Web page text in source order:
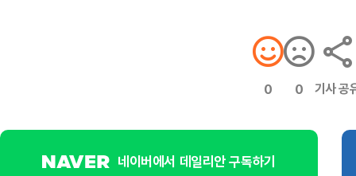
0 0 기사 공
네이버에서 데일리안 구독하기